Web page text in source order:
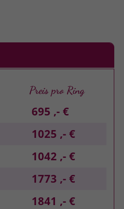
Preis pro Ring
695 ,- €
1025 ,- €
1042 ,- €
1773 ,- €
1841 ,- €